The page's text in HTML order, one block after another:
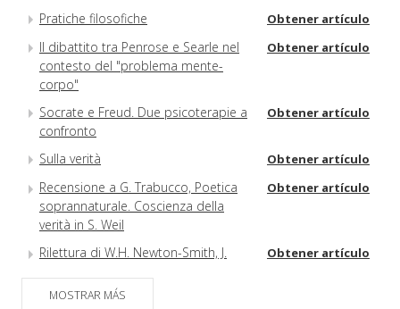
Pratiche filosofiche Obtener artículo
Il dibattito tra Penrose e Searle nel
contesto del "problema mente-
corpo"
Obtener artículo
Socrate e Freud. Due psicoterapie a
confronto
Obtener artículo
Sulla verità Obtener artículo
Recensione a G. Trabucco, Poetica
soprannaturale. Coscienza della
verità in S. Weil
Obtener artículo
Rilettura di W.H. Newton-Smith, J.
Obtener artículo
Siti per filosofi e affini
MOSTRAR MÁS